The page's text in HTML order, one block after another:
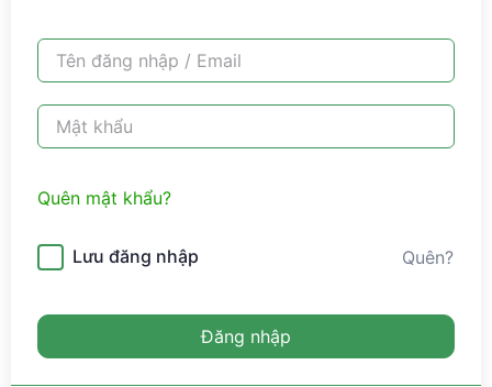
Quên mật khẩu?
Lưu đăng nhập Quên?
Đăng nhập